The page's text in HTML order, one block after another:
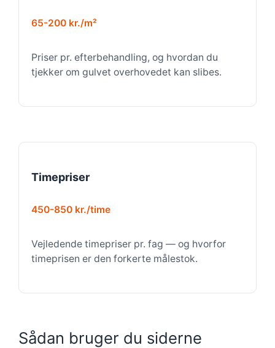
65-200 kr./m²
Priser pr. efterbehandling, og hvordan du
tjekker om gulvet overhovedet kan slibes.
Timepriser
450-850 kr./time
Vejledende timepriser pr. fag — og hvorfor
timeprisen er den forkerte målestok.
Sådan bruger du siderne